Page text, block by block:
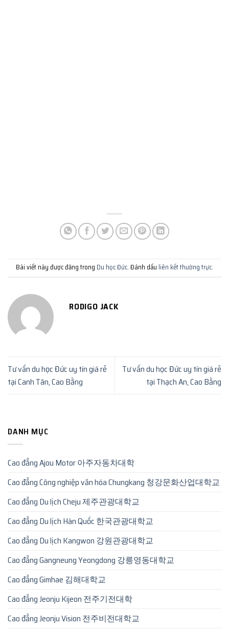
Bài viết này được đăng trong Du học Đức. Đánh dấu liên kết thường trực.
RODIGO JACK
Tư vấn du học Đức uy tín giá rẻ
tại Canh Tân, Cao Bằng
Tư vấn du học Đức uy tín giá rẻ
tại Thạch An, Cao Bằng
DANH MỤC
Cao đẳng Ajou Motor 아주자동차대학
Cao đẳng Công nghiệp văn hóa Chungkang 청강문화산업대학교
Cao đẳng Du lịch Cheju 제주관광대학교
Cao đẳng Du lịch Hàn Quốc 한국관광대학교
Cao đẳng Du lịch Kangwon 강원관광대학교
Cao đẳng Gangneung Yeongdong 강릉영동대학교
Cao đẳng Gimhae 김해대학교
Cao đẳng Jeonju Kijeon 전주기전대학
Cao đẳng Jeonju Vision 전주비전대학교